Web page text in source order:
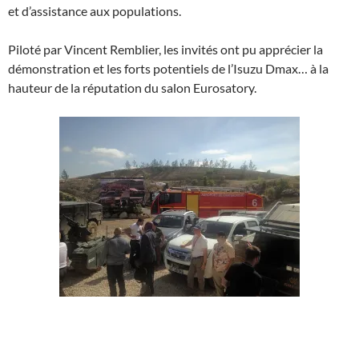
et d’assistance aux populations.
Piloté par Vincent Remblier, les invités ont pu apprécier la
démonstration et les forts potentiels de l’Isuzu Dmax… à la
hauteur de la réputation du salon Eurosatory.